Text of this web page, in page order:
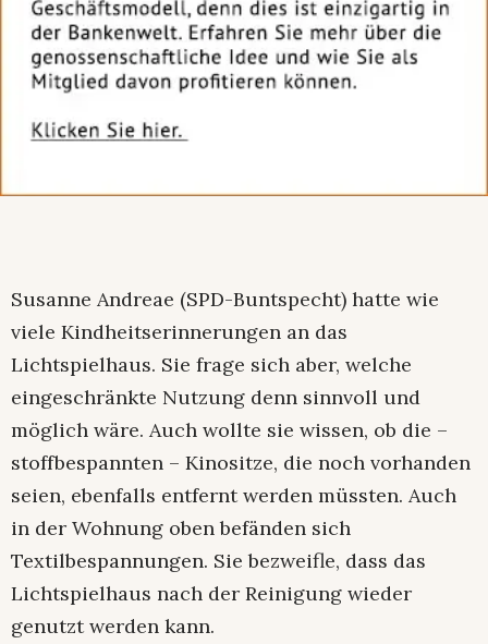
Susanne Andreae (SPD-Buntspecht) hatte wie
viele Kindheitserinnerungen an das
Lichtspielhaus. Sie frage sich aber, welche
eingeschränkte Nutzung denn sinnvoll und
möglich wäre. Auch wollte sie wissen, ob die –
stoffbespannten – Kinositze, die noch vorhanden
seien, ebenfalls entfernt werden müssten. Auch
in der Wohnung oben befänden sich
Textilbespannungen. Sie bezweifle, dass das
Lichtspielhaus nach der Reinigung wieder
genutzt werden kann.